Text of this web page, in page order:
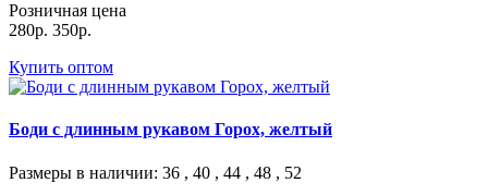
Розничная цена
280р. 350р.
Купить оптом
Боди с длинным рукавом Горох, желтый
Размеры в наличии: 36 , 40 , 44 , 48 , 52